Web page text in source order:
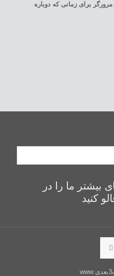
برای زمانی که دوباره
بیشتر ما را در